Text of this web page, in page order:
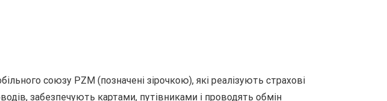
союзу PZM (позначені зірочкою), які реалізують страхові
забезпечують картами, путівниками і проводять обмін